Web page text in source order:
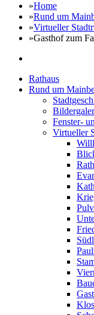
»Home
»Rund um
»Virtueller
»Gasthof zum
Rathaus
Rund um
Fenster-
Virtueller